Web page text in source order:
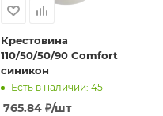
Крестовина
110/50/50/90 Comfort
синикон
Есть в наличии: 45
765.84₽/шт